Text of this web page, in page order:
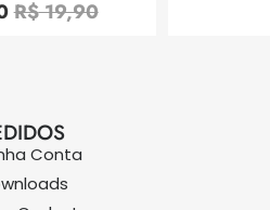
R$19,90
Conta